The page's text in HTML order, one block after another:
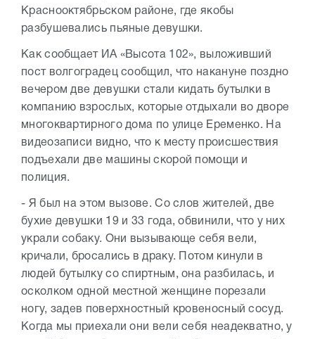
Краснооктябрьском районе, где якобы
разбушевались пьяные девушки.
Как сообщает ИА «Высота 102», выложивший
пост волгоградец сообщил, что накануне поздно
вечером две девушки стали кидать бутылки в
компанию взрослых, которые отдыхали во дворе
многоквартирного дома по улице Еременко. На
видеозаписи видно, что к месту происшествия
подъехали две машины скорой помощи и
полиция.
- Я был на этом вызове. Со слов жителей, две
бухие девушки 19 и 33 года, обвинили, что у них
украли собаку. Они вызывающе себя вели,
кричали, бросались в драку. Потом кинули в
людей бутылку со спиртным, она разбилась, и
осколком одной местной женщине порезали
ногу, задев поверхностный кровеносный сосуд.
Когда мы приехали они вели себя неадекватно, у